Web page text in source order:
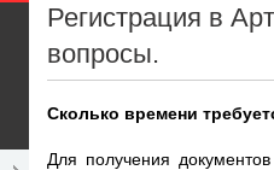
Регистрация в
вопросы.
Сколько времени
Для получения